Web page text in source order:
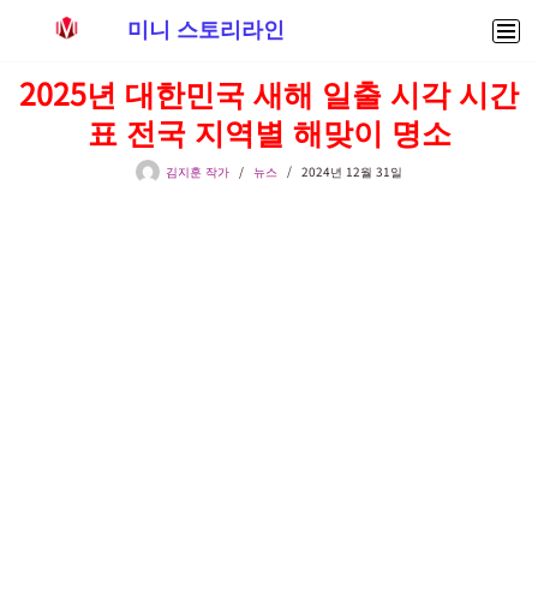
텐
미니 스토리라인
2025년 대한민국 새해 일출 시각 시간
표 전국 지역별 해맞이 명소
김지훈 작가 뉴스 2024년 12월 31일